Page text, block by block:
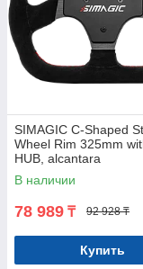
SIMAGIC C-Shaped
Wheel Rim 325mm
HUB, alcantara
В наличии
78 989 ₸ 92 928 ₸
Купить